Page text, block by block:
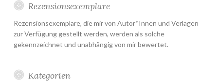
Rezensionsexemplare
Rezensionsexemplare, die mir von Autor*Innen und Verlagen
zur Verfügung gestellt werden, werden als solche
gekennzeichnet und unabhängig von mir bewertet.
Kategorien